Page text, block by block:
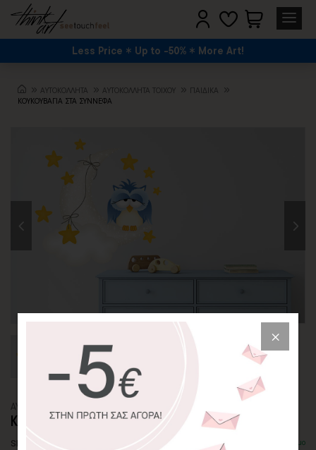
Less Price Up to -50% More Art!
ΑΥΤΟΚΟΛΛΗΤΑ ΑΥΤΟΚΟΛΛΗΤΑ ΤΟΙΧΟΥ
ΠΑΙΔΙΚΆ
ΚΟΥΚΟΥΒΑΓΙΑ ΣΤΑ ΣΥΝΝΕΦΑ
ΑΥΤΟΚΟΛΛΗΤΟ ΤΟΙΧΟΥ
ΚΟΥΚΟΥΒΑΓΙΑ ΣΤΑ ΣΥΝΝΕΦΑ
SKU: WLSTC-62-ADH Διαθέσιμο